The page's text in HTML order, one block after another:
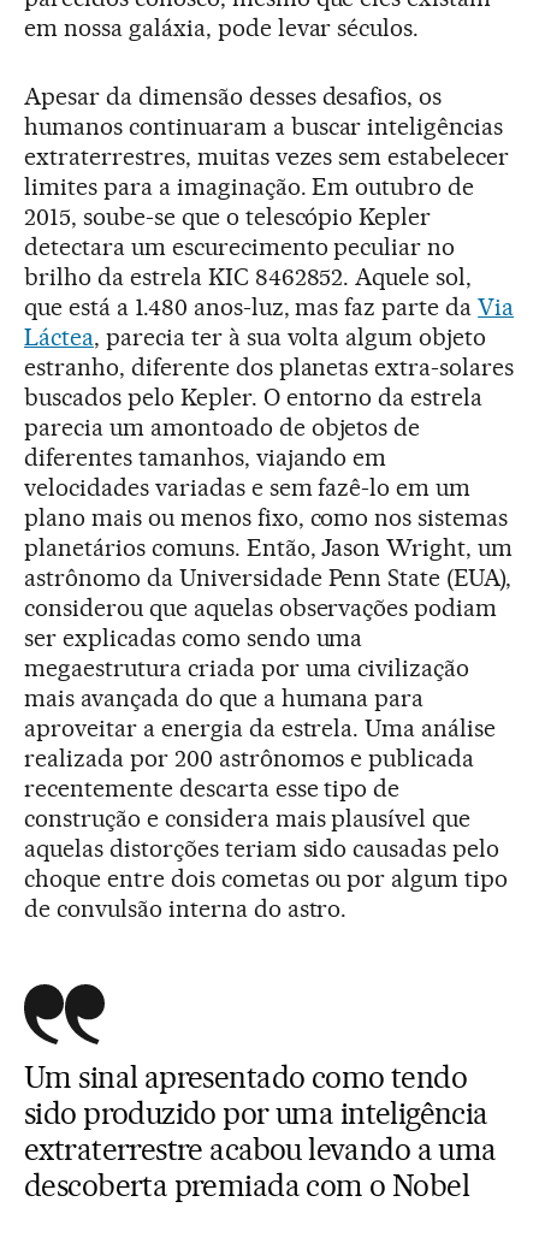
em nossa galáxia, pode levar séculos.
Apesar da dimensão desses desafios, os
humanos continuaram a buscar inteligências
extraterrestres, muitas vezes sem estabelecer
limites para a imaginação. Em outubro de
2015, soube-se que o telescópio Kepler
detectara um escurecimento peculiar no
brilho da estrela KIC 8462852. Aquele sol,
que está a 1.480 anos-luz, mas faz parte daVia
Láctea, parecia ter à sua volta algum objeto
estranho, diferente dos planetas extra-solares
buscados pelo Kepler. O entorno da estrela
parecia um amontoado de objetos de
diferentes tamanhos, viajando em
velocidades variadas e sem fazê-lo em um
plano mais ou menos fixo, como nos sistemas
planetários comuns. Então, Jason Wright, um
astrônomo da Universidade Penn State (EUA),
considerou que aquelas observações podiam
ser explicadas como sendo uma
megaestrutura criada por uma civilização
mais avançada do que a humana para
aproveitar a energia da estrela. Uma análise
realizada por 200 astrônomos e publicada
recentemente descarta esse tipo de
construção e considera mais plausível que
aquelas distorções teriam sido causadas pelo
choque entre dois cometas ou por algum tipo
de convulsão interna do astro.
Um sinal apresentado como tendo
sido produzido por uma inteligência
extraterrestre acabou levando a uma
descoberta premiada com o Nobel